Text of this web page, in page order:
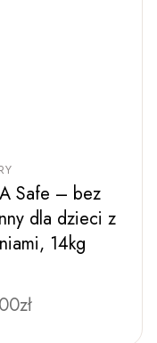
Safe – bez
dla dzieci z
14kg
zł